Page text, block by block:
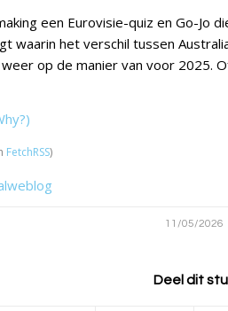
een Eurovisie-quiz en Go-Jo
waarin het verschil tussen
op de manier van voor 2025.
FetchRSS)
11/05/2026
Deel dit